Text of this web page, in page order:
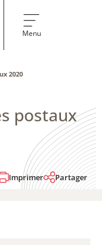
Menu
2020
postaux
Imprimer Partager